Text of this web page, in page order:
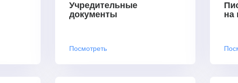
Учредительные
документы
Посмотреть
на